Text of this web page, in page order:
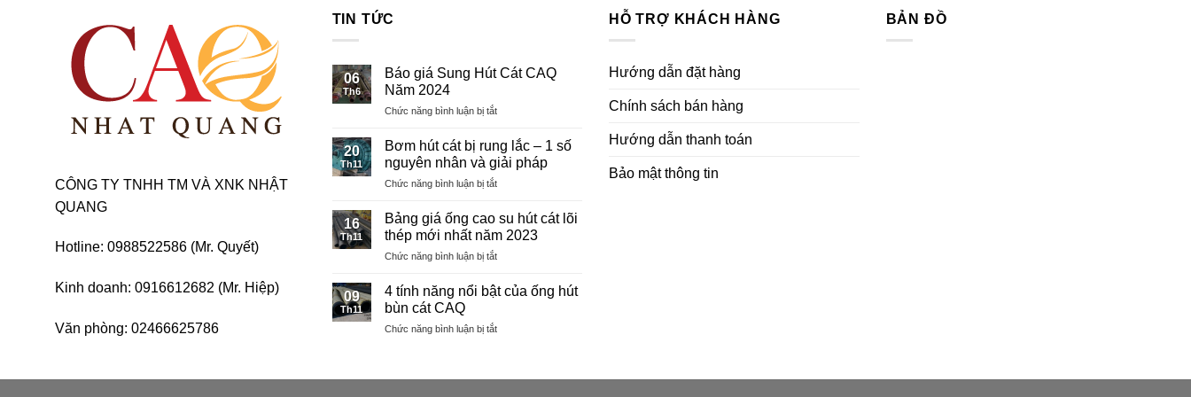
CÔNG TY TNHH TM VÀ XNK NHẬT
QUANG
Hotline: 0988522586 (Mr. Quyết)
Kinh doanh: 0916612682 (Mr. Hiệp)
Văn phòng: 02466625786
TIN TỨC
06
Th6
Báo giá Sung Hút Cát CAQ
Năm 2024
Chức năng bình luận bị tắtở
Sung
Hút
Cát
Năm
2024
20
Th11
Bơm hút cát bị rung lắc – 1 số
nguyên nhân và giải pháp
Chức năng bình luận bị tắtở
cát
bị
rung
–
nguyên
giải
16
Th11
Bảng giá ống cao su hút cát lõi
thép mới nhất năm 2023
Chức năng bình luận bị tắtở
giá
su
09
Th11
4 tính năng nổi bật của ống hút
bùn cát CAQ
Chức năng bình luận bị tắtở
HỖ TRỢ KHÁCH HÀNG
Hướng dẫn đặt hàng
Chính sách bán hàng
Hướng dẫn thanh toán
Bảo mật thông tin
BẢN ĐỒ